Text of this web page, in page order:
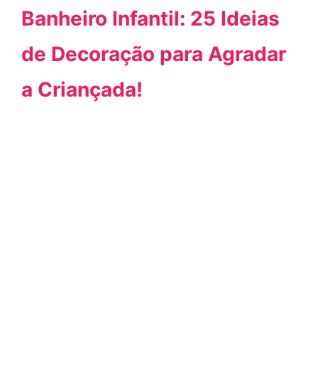
Banheiro Infantil: 25 Ideias
de Decoração para Agradar
a Criançada!